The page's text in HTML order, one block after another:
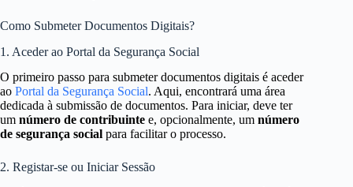
Como Submeter Documentos Digitais?
1. Aceder ao Portal da Segurança Social
O primeiro passo para submeter documentos digitais é aceder
ao Portal da Segurança Social. Aqui, encontrará uma área
dedicada à submissão de documentos. Para iniciar, deve ter
um número de contribuinte e, opcionalmente, um número
de segurança social para facilitar o processo.
2. Registar-se ou Iniciar Sessão